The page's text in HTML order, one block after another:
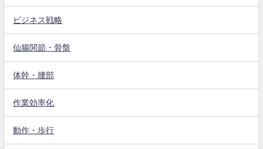
ビジネス戦略
仙腸関節・骨盤
体幹・腰部
作業効率化
動作・歩行